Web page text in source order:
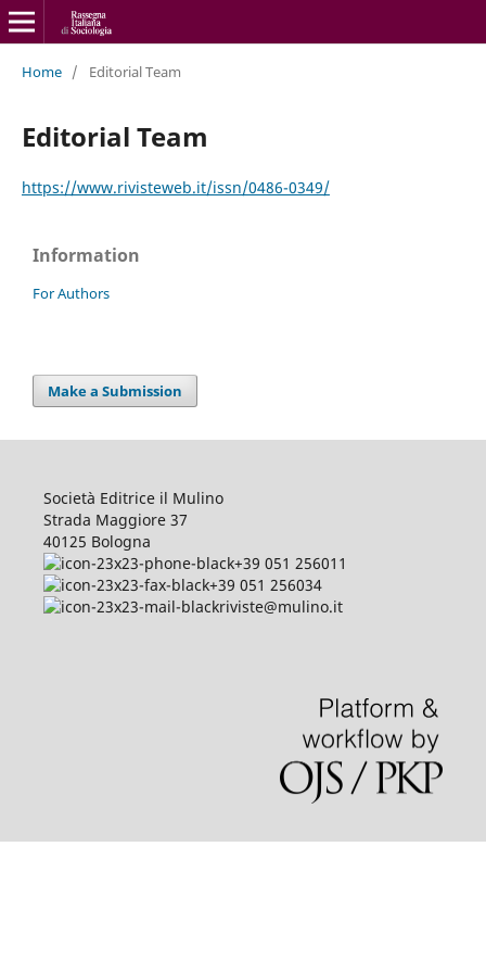
Home / Editorial Team
Editorial Team
https://www.rivisteweb.it/issn/0486-0349/
Information
For Authors
Make a Submission
Società Editrice il Mulino
Strada Maggiore 37
40125 Bologna
+39 051 256011
+39 051 256034
riviste@mulino.it